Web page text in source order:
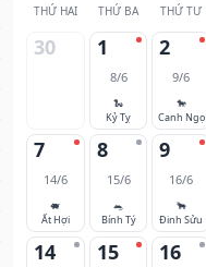
THỨ HAI THỨ BA THỨ TƯ
30 1
8/6
🐍
Kỷ Tỵ
2
9/6
🐎
Canh Ngọ
7
14/6
🐖
Ất Hợi
8
15/6
🐀
Bính Tý
9
16/6
🐂
Đinh Sửu
14 15 16